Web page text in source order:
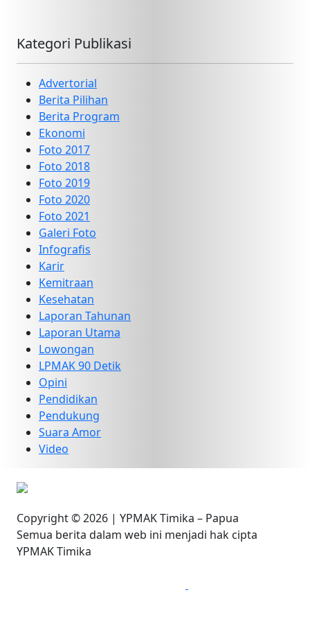
Kategori Publikasi
Advertorial
Berita Pilihan
Berita Program
Ekonomi
Foto 2017
Foto 2018
Foto 2019
Foto 2020
Foto 2021
Galeri Foto
Infografis
Karir
Kemitraan
Kesehatan
Laporan Tahunan
Laporan Utama
Lowongan
LPMAK 90 Detik
Opini
Pendidikan
Pendukung
Suara Amor
Video
Copyright © 2026 | YPMAK Timika – Papua
Semua berita dalam web ini menjadi hak cipta
YPMAK Timika